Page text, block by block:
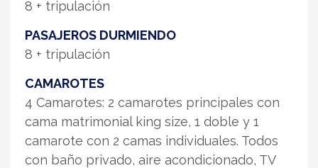
8 + tripulación
PASAJEROS DURMIENDO
8 + tripulación
CAMAROTES
4 Camarotes: 2 camarotes principales con
cama matrimonial king size, 1 doble y 1
camarote con 2 camas individuales. Todos
con baño privado, aire acondicionado, TV